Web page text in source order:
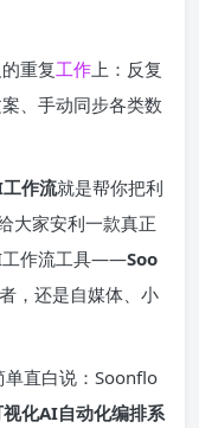
重复工作上：反复
、手动同步各类数
作流就是帮你把利
大家安利一款真正
工作流工具——Soo
，还是自媒体、小
直白说：Soonflo
化AI自动化编排系